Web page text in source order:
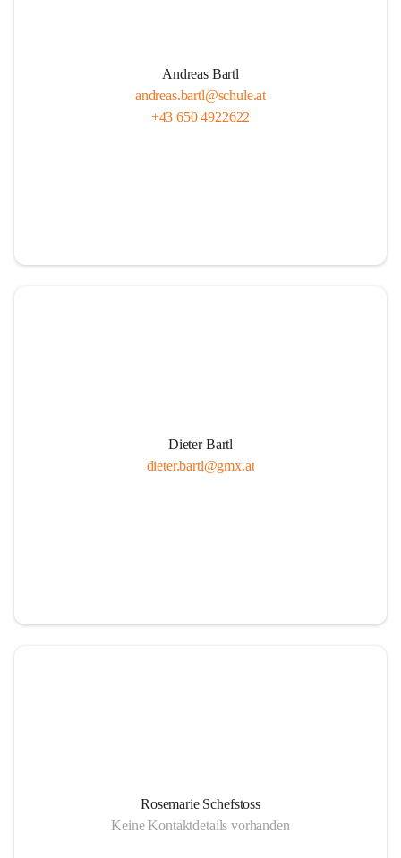
Andreas Bartl
andreas.bartl@schule.at
+43 650 4922622
Dieter Bartl
dieter.bartl@gmx.at
Rosemarie Schefstoss
Keine Kontaktdetails vorhanden